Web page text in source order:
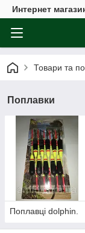
Интернет
Товари та
Поплавки
Поплавці dolphin.